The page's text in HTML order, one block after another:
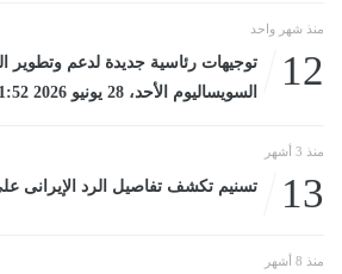
منذ شهر واحد
12
توجيهات رئاسية جديدة لدعم وتطوير
السويساليوم الأحد، 28 يونيو 2026 01:52 مـ
منذ 3 أشهر
13 تسنيم تكشف تفاصيل الرد الإيرانى
منذ 8 أشهر